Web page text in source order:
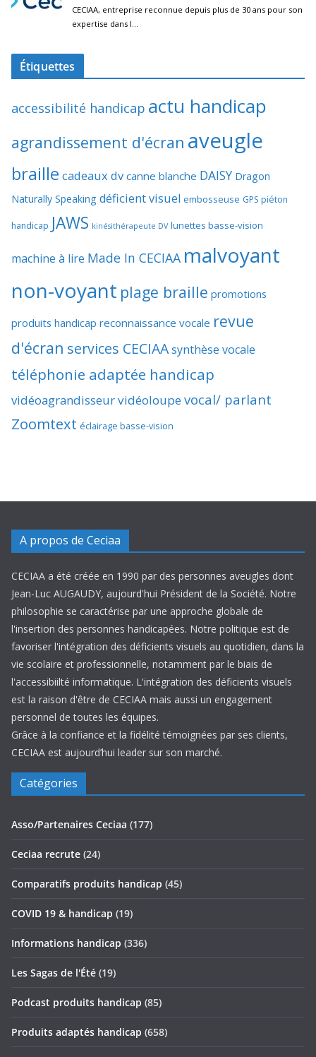
Étiquettes
accessibilité handicap actu handicap
agrandissement d'écran aveugle
braille cadeaux dv canne blanche DAISY Dragon
Naturally Speaking déficient visuel embosseuse GPS piéton
handicap JAWS kinésithérapeute DV lunettes basse-vision
machine à lire Made In CECIAA malvoyant
non-voyant plage braille promotions
produits handicap reconnaissance vocale revue
d'écran services CECIAAsynthèse vocale
téléphonie adaptée handicap
vidéoagrandisseurvidéoloupevocal/ parlant
Zoomtext éclairage basse-vision
A propos de Ceciaa
CECIAA a été créée en 1990 par des personnes aveugles dont
Jean-Luc AUGAUDY, aujourd'hui Président de la Société. Notre
philosophie se caractérise par une approche globale de
l'insertion des personnes handicapées. Notre politique est de
favoriser l'intégration des déficients visuels au quotidien, dans la
vie scolaire et professionnelle, notamment par le biais de
l'accessibiilté informatique. L'intégration des déficients visuels
est la raison d'être de CECIAA mais aussi un engagement
personnel de toutes les équipes.
Grâce à la confiance et la fidélité témoignées par ses clients,
CECIAA est aujourd’hui leader sur son marché.
Catégories
Asso/Partenaires Ceciaa (177)
Ceciaa recrute (24)
Comparatifs produits handicap (45)
COVID 19 & handicap (19)
Informations handicap (336)
Les Sagas de l'Été (19)
Podcast produits handicap (85)
Produits adaptés handicap (658)